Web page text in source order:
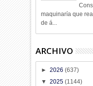
maquinaría que
de á...
ARCHIVO
►2026(637)
▼2025(1144)